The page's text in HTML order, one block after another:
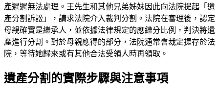
產遲遲無法處理。王先生和其他兄弟姊妹因此向法院提起「遺
產分割訴訟」，請求法院介入裁判分割。法院在審理後，認定
母親確實是繼承人，並依據法律規定的應繼分比例，判決將遺
產進行分割。對於母親應得的部分，法院通常會裁定提存於法
院，等待她歸來或有其他合法受領人時再領取。
遺產分割的實際步驟與注意事項